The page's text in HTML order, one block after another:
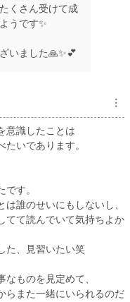
くさん受けて成
うです✨
いました🙏✨💕
︙
意識したことは
いであります。
す。
誰のせいにもしないし、
てて読んでいて気持ちよか
た、見習いたい笑
ものを見定めて、
らまた一緒にいられるのだ